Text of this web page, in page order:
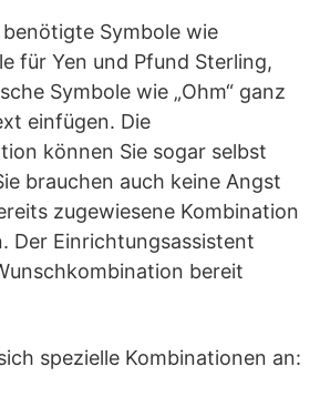
Symbole wie
für Yen und Pfund Sterling,
Symbole wie „Ohm“ ganz
einfügen. Die
können Sie sogar selbst
brauchen auch keine Angst
zugewiesene Kombination
Der Einrichtungsassistent
bereit
spezielle Kombinationen an: